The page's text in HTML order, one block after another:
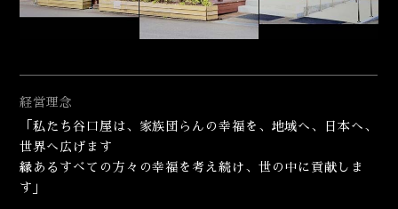
経営理念
「私たち谷口屋は、家族団らんの幸福を、地域へ、日本へ、
世界へ広げます
縁あるすべての方々の幸福を考え続け、世の中に貢献しま
す」